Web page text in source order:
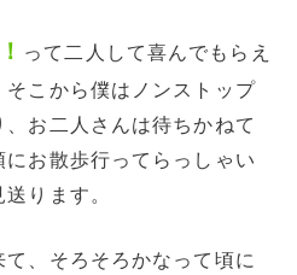
って二人して喜んでもらえ
こから僕はノンストップ
お二人さんは待ちかねて
お散歩行ってらっしゃい
ります。
、そろそろかなって頃に